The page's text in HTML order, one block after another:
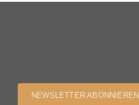
NEWSLETTER ABONNIEREN